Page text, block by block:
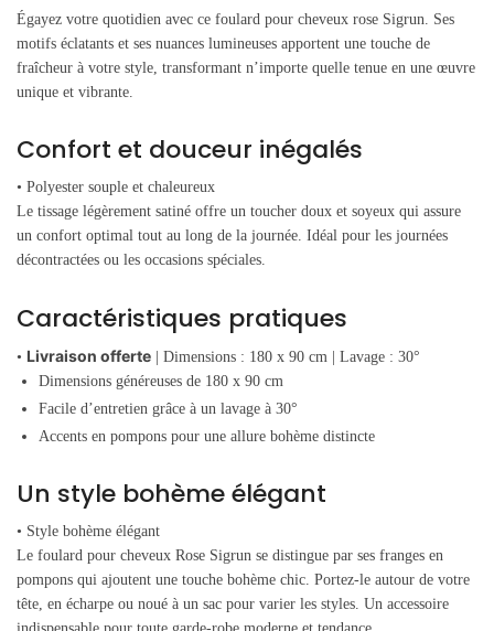
Égayez votre quotidien avec ce foulard pour cheveux rose Sigrun. Ses
motifs éclatants et ses nuances lumineuses apportent une touche de
fraîcheur à votre style, transformant n’importe quelle tenue en une œuvre
unique et vibrante.
Confort et douceur inégalés
• Polyester souple et chaleureux
Le tissage légèrement satiné offre un toucher doux et soyeux qui assure
un confort optimal tout au long de la journée. Idéal pour les journées
décontractées ou les occasions spéciales.
Caractéristiques pratiques
• Livraison offerte | Dimensions : 180 x 90 cm | Lavage : 30°
Dimensions généreuses de 180 x 90 cm
Facile d’entretien grâce à un lavage à 30°
Accents en pompons pour une allure bohème distincte
Un style bohème élégant
• Style bohème élégant
Le foulard pour cheveux Rose Sigrun se distingue par ses franges en
pompons qui ajoutent une touche bohème chic. Portez-le autour de votre
tête, en écharpe ou noué à un sac pour varier les styles. Un accessoire